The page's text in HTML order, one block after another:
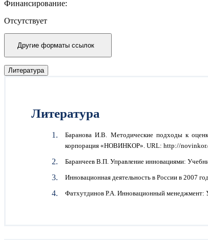
Финансирование:
Отсутствует
Другие форматы ссылок
Литература
Литература
Баранова И.В. Методические подходы к
корпорация «НОВИНКОР». URL: http://
Баранчеев В.П. Управление инновациями:
Инновационная деятельность в России в 2007
Фатхутдинов Р.А. Инновационный менеджмент: